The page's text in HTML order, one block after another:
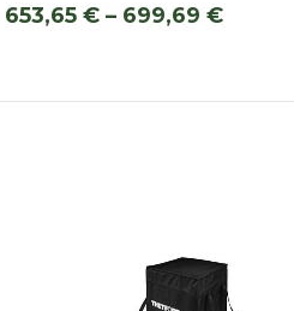
653,65 € – 699,69 €